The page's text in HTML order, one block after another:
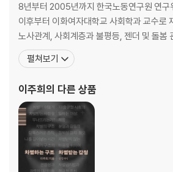
8년부터 2005년까지 한국노동연구원 연구
이후부터 이화여자대학교 사회학과 교수로
노사관계, 사회계층과 불평등, 젠더 및 돌봄
가의 변화 등의 연구를 폭넓게 수행해왔다. 《
세계 최저 수준의 합계출산율이라는 숫자 뒤
한국의 초저출생 현상을 새롭게 해석한 책이
펼쳐보기
이주희의 다른 상품